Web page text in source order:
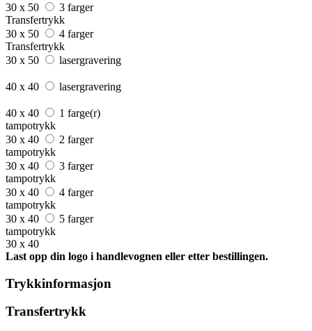
30 x 50
3 farger
Transfertrykk
30 x 50
4 farger
Transfertrykk
30 x 50
lasergravering
40 x 40 lasergravering
40 x 40
1 farge(r)
tampotrykk
30 x 40
2 farger
tampotrykk
30 x 40
3 farger
tampotrykk
30 x 40
4 farger
tampotrykk
30 x 40
5 farger
tampotrykk
30 x 40
Last opp din logo i handlevognen eller etter bestillingen.
Trykkinformasjon
Transfertrykk